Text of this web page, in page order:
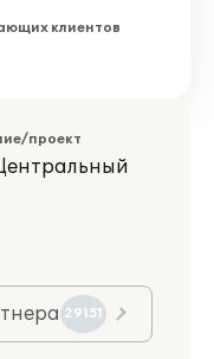
клиентов
проект
29151